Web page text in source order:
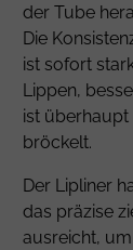
der Tube
Die
ist sofort
Lippen,
ist
bröckelt.
Der Lipliner
das präzise
ausreicht,